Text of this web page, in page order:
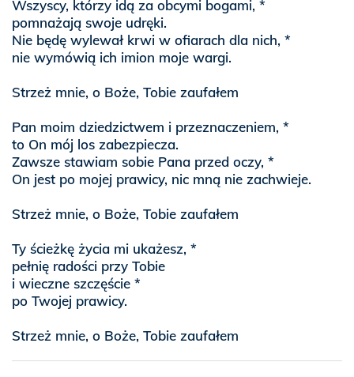
Wszyscy, którzy idą za obcymi bogami, *
pomnażają swoje udręki.
Nie będę wylewał krwi w ofiarach dla nich, *
nie wymówią ich imion moje wargi.
Strzeż mnie, o Boże, Tobie zaufałem
Pan moim dziedzictwem i przeznaczeniem, *
to On mój los zabezpiecza.
Zawsze stawiam sobie Pana przed oczy, *
On jest po mojej prawicy, nic mną nie zachwieje.
Strzeż mnie, o Boże, Tobie zaufałem
Ty ścieżkę życia mi ukażesz, *
pełnię radości przy Tobie
i wieczne szczęście *
po Twojej prawicy.
Strzeż mnie, o Boże, Tobie zaufałem